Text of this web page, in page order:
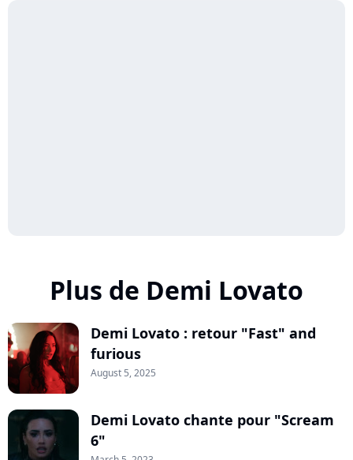
Plus de Demi Lovato
Demi Lovato : retour "Fast" and
furious
August 5, 2025
Demi Lovato chante pour "Scream
6"